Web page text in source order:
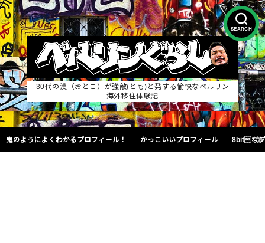
SEARCH
30代の漢（おとこ）が強敵(とも)と発する愉快なベルリン
海外移住体験記
鬼のようによくわかるプロフィール！ かっこいいプロフィール 8bitな